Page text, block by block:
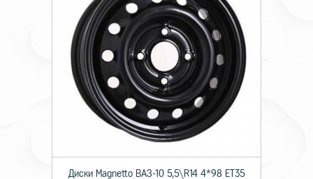
Диски Magnetto ВАЗ-10 5,5\R14 4*98 ET35